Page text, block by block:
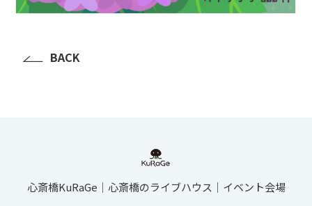
BACK
心斎橋KuRaGe│心斎橋のライブハウス│イベント会場